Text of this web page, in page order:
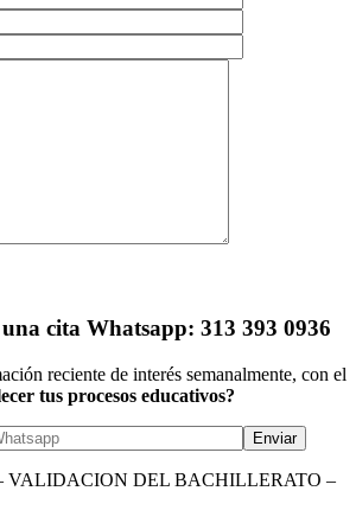
cita Whatsapp: 313 393 0936
reciente de interés semanalmente, con el
tus procesos educativos?